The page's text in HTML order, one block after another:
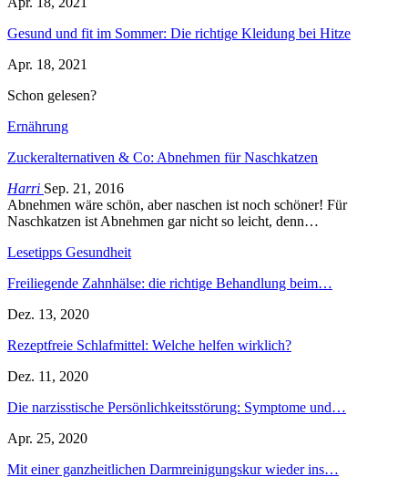
Gesund und fit im Sommer: Die richtige Kleidung bei Hitze
Apr. 18, 2021
Schon gelesen?
Ernährung
Zuckeralternativen & Co: Abnehmen für Naschkatzen
Harri Sep. 21, 2016
Abnehmen wäre schön, aber naschen ist noch schöner! Für
Naschkatzen ist Abnehmen gar nicht so leicht, denn…
Lesetipps Gesundheit
Freiliegende Zahnhälse: die richtige Behandlung beim…
Dez. 13, 2020
Rezeptfreie Schlafmittel: Welche helfen wirklich?
Dez. 11, 2020
Die narzisstische Persönlichkeitsstörung: Symptome und…
Apr. 25, 2020
Mit einer ganzheitlichen Darmreinigungskur wieder ins…